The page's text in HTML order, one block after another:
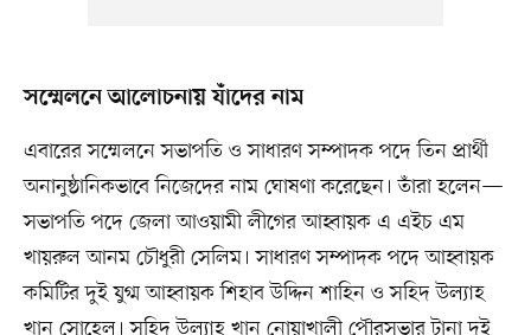
সম্মেলনে আলোচনায় যাঁদের নাম
এবারের সম্মেলনে সভাপতি ও সাধারণ সম্পাদক পদে তিন প্রার্থী
অনানুষ্ঠানিকভাবে নিজেদের নাম ঘোষণা করেছেন। তাঁরা হলেন—
সভাপতি পদে জেলা আওয়ামী লীগের আহ্বায়ক এ এইচ এম
খায়রুল আনম চৌধুরী সেলিম। সাধারণ সম্পাদক পদে আহ্বায়ক
কমিটির দুই যুগ্ম আহ্বায়ক শিহাব উদ্দিন শাহিন ও সহিদ উল্যাহ